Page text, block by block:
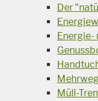
Der
Müll-